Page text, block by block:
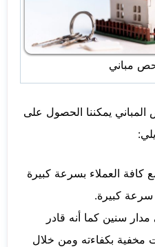
مباني
يمكننا الحصول على
كافة العملاء بسرعة كبيرة
سرعة كبيرة.
سنين كما أنه قادر
مخفية بكفاءته ومن خلال